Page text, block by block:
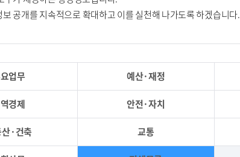
공개를 지속적으로 확대하고 이를 실천해 나가도록 하겠습니다.
업무 예산·재정
경제 안전·자치
·건축 교통